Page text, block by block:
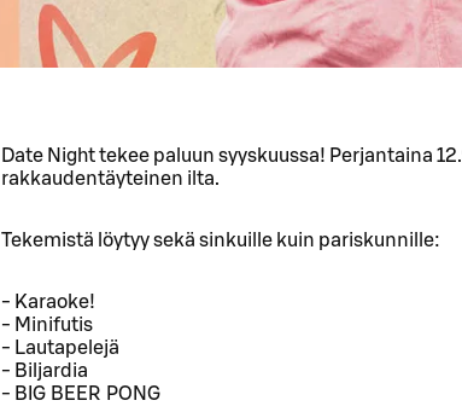
Date Night tekee paluun syyskuussa! Perjantaina
rakkaudentäyteinen ilta.
Tekemistä löytyy sekä sinkuille kuin pariskunnille:
- Karaoke!
- Minifutis
- Lautapelejä
- Biljardia
- BIG BEER PONG